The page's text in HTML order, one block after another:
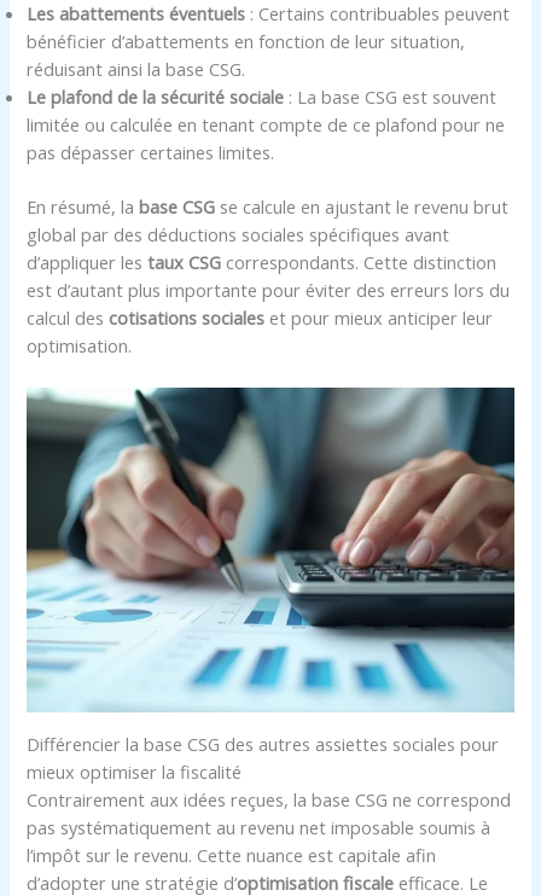
Les abattements éventuels : Certains contribuables peuvent
bénéficier d’abattements en fonction de leur situation,
réduisant ainsi la base CSG.
Le plafond de la sécurité sociale : La base CSG est souvent
limitée ou calculée en tenant compte de ce plafond pour ne
pas dépasser certaines limites.
En résumé, labase CSG se calcule en ajustant le revenu brut
global par des déductions sociales spécifiques avant
d’appliquer lestaux CSG correspondants. Cette distinction
est d’autant plus importante pour éviter des erreurs lors du
calcul des cotisations sociales et pour mieux anticiper leur
optimisation.
Différencier la base CSG des autres assiettes sociales pour
mieux optimiser la fiscalité
Contrairement aux idées reçues, la base CSG ne correspond
pas systématiquement au revenu net imposable soumis à
l’impôt sur le revenu. Cette nuance est capitale afin
d’adopter une stratégie d’optimisation fiscale efficace. Le